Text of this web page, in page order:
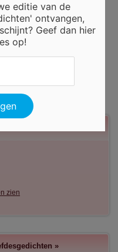
zien
»
editie van de
ontvangen,
Geef dan hier
op!